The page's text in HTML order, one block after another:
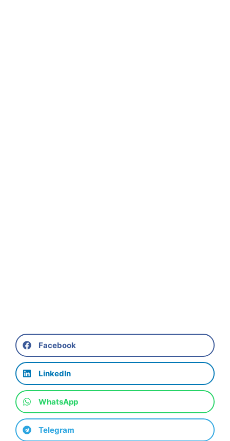
Facebook
LinkedIn
WhatsApp
Telegram